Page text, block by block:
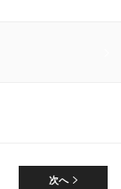
次へ